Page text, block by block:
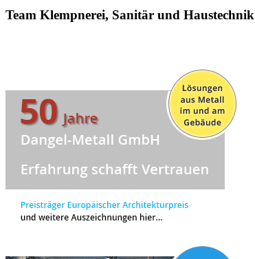
Team Klempnerei, Sanitär und Haustechnik